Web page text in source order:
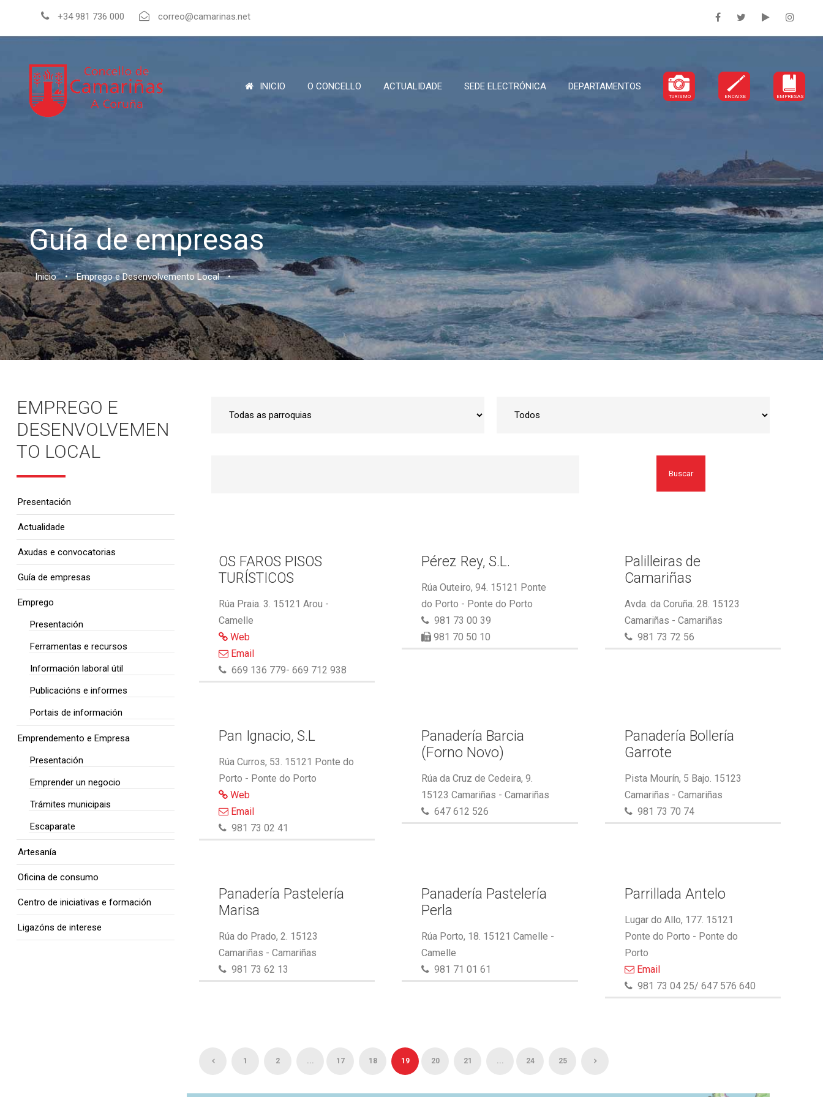
+34 981 736 000 correo@camarinas.net
INICIO O CONCELLO ACTUALIDADE SEDE ELECTRÓNICA DEPARTAMENTOS
TURISMO ENCAIXE EMPRESAS
Guía de empresas
Inicio • Emprego e Desenvolvemento Local •
Buscar
OS FAROS PISOS
TURÍSTICOS
Rúa Praia. 3. 15121 Arou -
Camelle
Web
Email
669 136 779- 669 712 938
Pérez Rey, S.L.
Rúa Outeiro, 94. 15121 Ponte
do Porto - Ponte do Porto
981 73 00 39
981 70 50 10
Palilleiras de
Camariñas
Avda. da Coruña. 28. 15123
Camariñas - Camariñas
981 73 72 56
Pan Ignacio, S.L
Rúa Curros, 53. 15121 Ponte do
Porto - Ponte do Porto
Web
Email
981 73 02 41
Panadería Barcia
(Forno Novo)
Rúa da Cruz de Cedeira, 9.
15123 Camariñas - Camariñas
647 612 526
Panadería Bollería
Garrote
Pista Mourín, 5 Bajo. 15123
Camariñas - Camariñas
981 73 70 74
Panadería Pastelería
Marisa
Rúa do Prado, 2. 15123
Camariñas - Camariñas
981 73 62 13
Panadería Pastelería
Perla
Rúa Porto, 18. 15121 Camelle -
Camelle
981 71 01 61
Parrillada Antelo
Lugar do Allo, 177. 15121
Ponte do Porto - Ponte do
Porto
Email
981 73 04 25/ 647 576 640
1 2 ... 17 18 19 20 21 ... 24 25
EMPREGO E
DESENVOLVEMEN
TO LOCAL
Presentación
Actualidade
Axudas e convocatorias
Guía de empresas
Emprego
Presentación
Ferramentas e recursos
Información laboral útil
Publicacións e informes
Portais de información
Emprendemento e Empresa
Presentación
Emprender un negocio
Trámites municipais
Escaparate
Artesanía
Oficina de consumo
Centro de iniciativas e formación
Ligazóns de interese